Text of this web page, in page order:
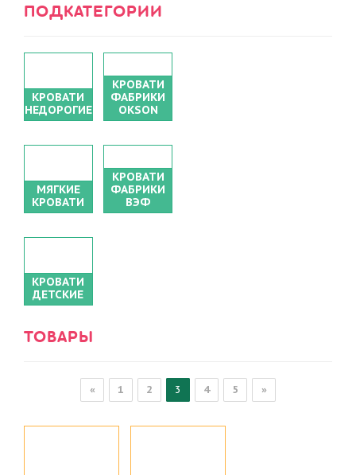
ПОДКАТЕГОРИИ
КРОВАТИ
НЕДОРОГИЕ
КРОВАТИ
ФАБРИКИ
ОКSON
МЯГКИЕ
КРОВАТИ
КРОВАТИ
ФАБРИКИ
ВЭФ
КРОВАТИ
ДЕТСКИЕ
ТОВАРЫ
« 1 2 3 4 5 »